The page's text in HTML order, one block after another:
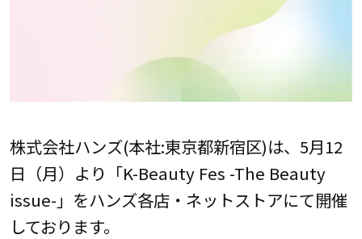
株式会社ハンズ(本社:東京都新宿区)は、5月12
日（月）より「K-Beauty Fes -The Beauty
issue-」をハンズ各店・ネットストアにて開催
しております。